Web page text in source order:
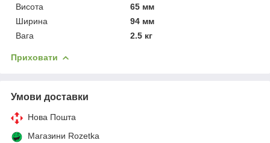
Висота
65 мм
Ширина
94 мм
Вага
2.5 кг
Приховати
Умови доставки
Нова Пошта
Магазини Rozetka